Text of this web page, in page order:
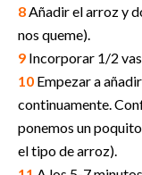
8Añadir el arroz y
nos queme).
9 Incorporar 1/2
10 Empezar a
continuamente.
ponemos un
el tipo de arroz).